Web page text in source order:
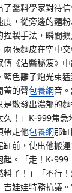
醬料學家對待
，從旁邊的麵
製手法，瞬間
張麵皮在空中
《沾醬秘笈》
色離子炮光束
蓋的聲包養網音
散發出濃郁的
！」K-999焦急
帶走他包養網那
前，使出他搬
。「走！K-999
了！」「不行
娃娃特務抗議